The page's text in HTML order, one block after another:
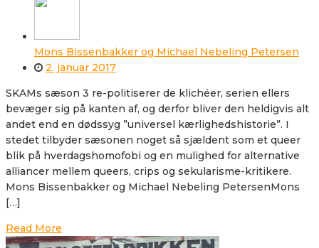
Mons Bissenbakker og Michael Nebeling Petersen
2. januar 2017
SKAMs sæson 3 re-politiserer de klichéer, serien ellers
bevæger sig på kanten af, og derfor bliver den heldigvis alt
andet end en dødssyg ”universel kærlighedshistorie”. I
stedet tilbyder sæsonen noget så sjældent som et queer
blik på hverdagshomofobi og en mulighed for alternative
alliancer mellem queers, crips og sekularisme-kritikere.
Mons Bissenbakker og Michael Nebeling PetersenMons
[…]
Read More